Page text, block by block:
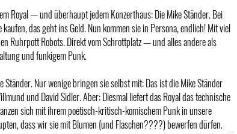
Royal — und überhaupt jedem Konzerthaus: Die Mike Ständer. Bei
das geht ins Geld. Nun kommen sie in Persona, endlich! Mit viel
Ruhrpott Robots. Direkt vom Schrottplatz — und alles andere als
und funkigem Punk.
Ständer. Nur wenige bringen sie selbst mit: Das ist die Mike Ständer
und David Sidler. Aber: Diesmal liefert das Royal das technische
sich mit ihrem poetisch-kritisch-komischem Punk in unsere
dass wir sie mit Blumen (und Flaschen????) bewerfen dürfen.